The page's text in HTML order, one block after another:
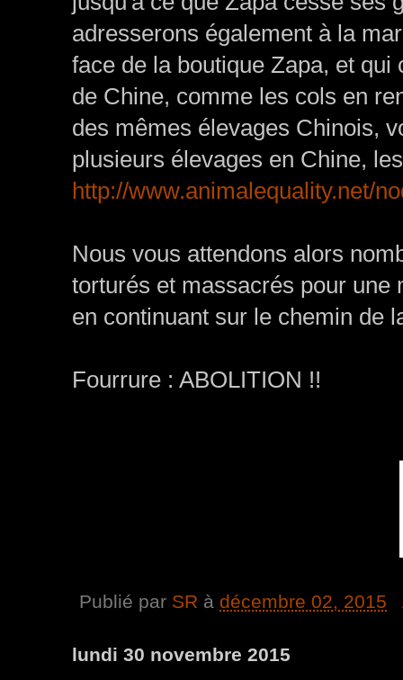
adresserons également à la
face de la boutique Zapa, et
de Chine, comme les cols en
des mêmes élevages Chinois,
plusieurs élevages en Chine,
http://www.animalequality.net/
Nous vous attendons alors
torturés et massacrés pour une
en continuant sur le chemin de
Fourrure : ABOLITION !!
Publié par SR à décembre 02, 2015
lundi 30 novembre 2015